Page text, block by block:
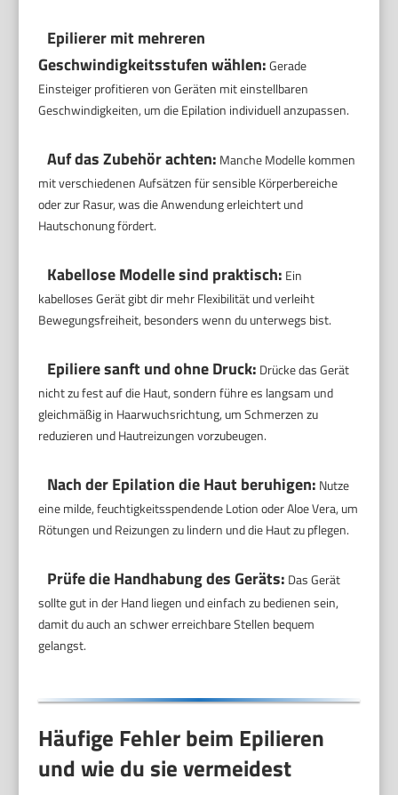
Epilierer mit mehreren
Geschwindigkeitsstufen wählen:Gerade
Einsteiger profitieren von Geräten mit einstellbaren
Geschwindigkeiten, um die Epilation individuell anzupassen.
Auf das Zubehör achten: Manche Modelle kommen
mit verschiedenen Aufsätzen für sensible Körperbereiche
oder zur Rasur, was die Anwendung erleichtert und
Hautschonung fördert.
Kabellose Modelle sind praktisch: Ein
kabelloses Gerät gibt dir mehr Flexibilität und verleiht
Bewegungsfreiheit, besonders wenn du unterwegs bist.
Epiliere sanft und ohne Druck: Drücke das Gerät
nicht zu fest auf die Haut, sondern führe es langsam und
gleichmäßig in Haarwuchsrichtung, um Schmerzen zu
reduzieren und Hautreizungen vorzubeugen.
Nach der Epilation die Haut beruhigen: Nutze
eine milde, feuchtigkeitsspendende Lotion oder Aloe Vera, um
Rötungen und Reizungen zu lindern und die Haut zu pflegen.
Prüfe die Handhabung des Geräts: Das Gerät
sollte gut in der Hand liegen und einfach zu bedienen sein,
damit du auch an schwer erreichbare Stellen bequem
gelangst.
Häufige Fehler beim Epilieren
und wie du sie vermeidest